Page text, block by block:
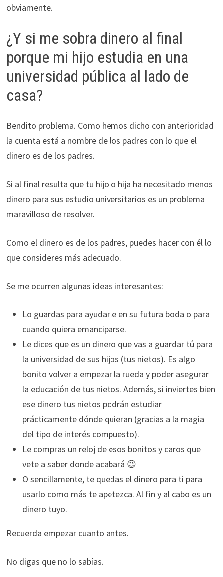
obviamente.
¿Y si me sobra dinero al final
porque mi hijo estudia en una
universidad pública al lado de
casa?
Bendito problema. Como hemos dicho con anterioridad
la cuenta está a nombre de los padres con lo que el
dinero es de los padres.
Si al final resulta que tu hijo o hija ha necesitado menos
dinero para sus estudio universitarios es un problema
maravilloso de resolver.
Como el dinero es de los padres, puedes hacer con él lo
que consideres más adecuado.
Se me ocurren algunas ideas interesantes:
Lo guardas para ayudarle en su futura boda o para
cuando quiera emanciparse.
Le dices que es un dinero que vas a guardar tú para
la universidad de sus hijos (tus nietos). Es algo
bonito volver a empezar la rueda y poder asegurar
la educación de tus nietos. Además, si inviertes bien
ese dinero tus nietos podrán estudiar
prácticamente dónde quieran (gracias a la magia
del tipo de interés compuesto).
Le compras un reloj de esos bonitos y caros que
vete a saber donde acabará 😉
O sencillamente, te quedas el dinero para ti para
usarlo como más te apetezca. Al fin y al cabo es un
dinero tuyo.
Recuerda empezar cuanto antes.
No digas que no lo sabías.